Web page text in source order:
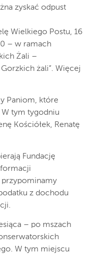
zyskać odpust
Wielkiego Postu, 16
– w ramach
Żali –
żali”. Więcej
Paniom, które
W tym tygodniu
Kościółek, Renatę
Fundację
przypominamy
z dochodu
– po mszach
W tym miejscu